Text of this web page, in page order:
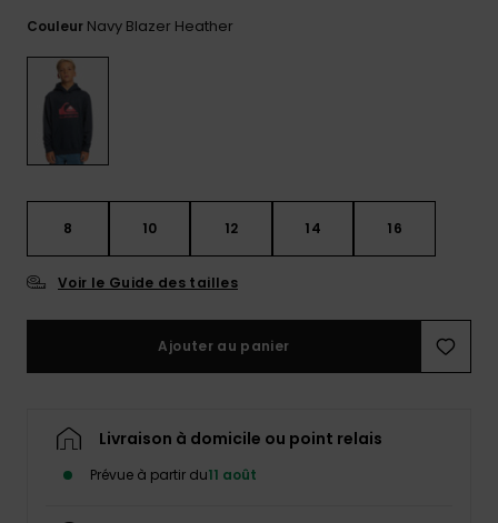
Trouvez
de
Consulter
la FAQ
Couleur Navy Blazer Heather
8 10 12 14 16
Voir le Guide des tailles
Ajouter au panier
Livraison à domicile ou point relais
Prévue à partir du11 août